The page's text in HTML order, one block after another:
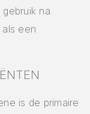
na
als een
is de primaire